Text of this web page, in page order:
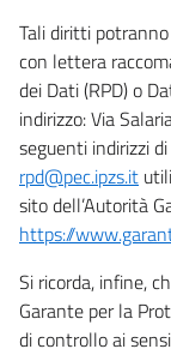
Tali diritti
con lettera
dei Dati (RPD) o
indirizzo: Via
seguenti indirizzi
rpd@pec.ipzs.it
sito dell’Autorità
https://
Si ricorda, infine,
Garante per la
di controllo ai